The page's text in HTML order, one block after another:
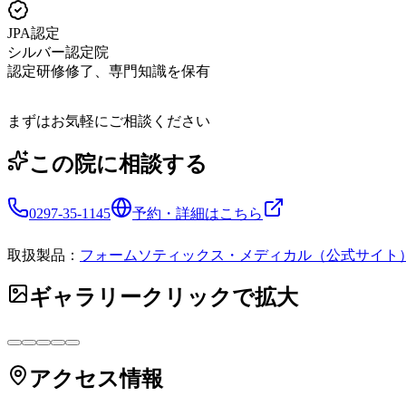
JPA認定
シルバー認定院
認定研修修了、専門知識を保有
まずはお気軽にご相談ください
この院に相談する
0297-35-1145 予約・詳細はこちら
取扱製品： フォームソティックス・メディカル（公式サイト
ギャラリークリックで拡大
アクセス情報